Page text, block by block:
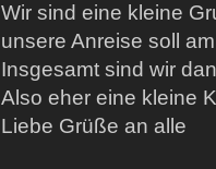
Wir sind eine kleine
unsere Anreise soll
Insgesamt sind wir
Also eher eine kleine
Liebe Grüße an alle